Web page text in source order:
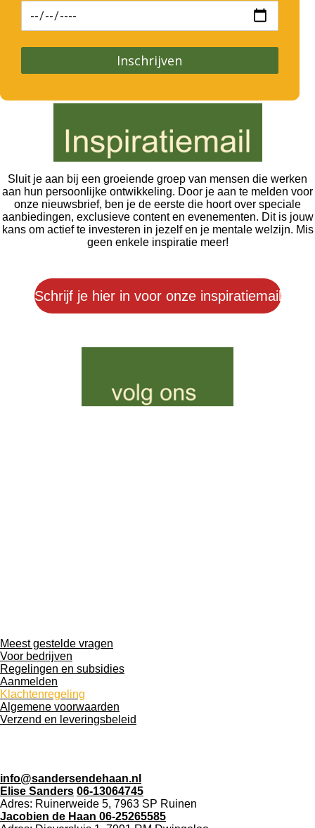
Inschrijven
Sluit je aan bij een groeiende groep van mensen die werken
aan hun persoonlijke ontwikkeling. Door je aan te melden voor
onze nieuwsbrief, ben je de eerste die hoort over speciale
aanbiedingen, exclusieve content en evenementen. Dit is jouw
kans om actief te investeren in jezelf en je mentale welzijn. Mis
geen enkele inspiratie meer!
Schrijf je hier in voor onze inspiratiemail
Meest gestelde vragen
Voor bedrijven
Regelingen en subsidies
Aanmelden
Klachtenregeling
Algemene voorwaarden
Verzend en leveringsbeleid
info@sandersendehaan.nl
Elise Sanders 06-13064745
Adres: Ruinerweide 5, 7963 SP Ruinen
Jacobien de Haan 06-25265585